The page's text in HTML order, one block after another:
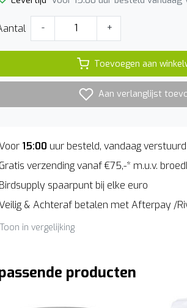
- +
Toevoegen aan
Aan verlanglijst
15:00 uur besteld, vandaag verstuurd
Gratis verzending vanaf €75,-* m.u.v.
Birdsupply spaarpunt bij elke euro
& Achteraf betalen met Afterpay /
Toon in vergelijking
producten